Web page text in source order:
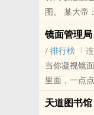
好害怕，我
图。 某大帝：我的剑呢？ 沈哲：消除同类项，我们的同时没了。 某军团首领：我一个军的战刀呢？
间爆发两倍的力量。 沈哲想了想，将额头上的“2”擦掉，改成了
们早晚能杀光你们人族。 沈哲迟疑了一下，写下了三
明毁灭。 你有魂魄离体，我有质壁分离。 你会隐匿，我会开方。 你要乘坐飞行神兽，不好意思，我
坐标平移就行了…… 什么？嫌我丑？我是不敢加绝对值，加上
如何改变异界，创造新世界的故事
镜面管理局
/ 排行榜
当你凝视镜
里面，一点
天道图书馆